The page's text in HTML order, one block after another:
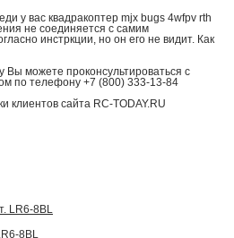
у вас квадракоптер mjx bugs 4wfpv rth
не соединяется с самим
инстркции, но он его не видит. Как
можете проконсультироваться с
по телефону +7 (800) 333-13-84
клиентов сайта RC-TODAY.RU
8BL